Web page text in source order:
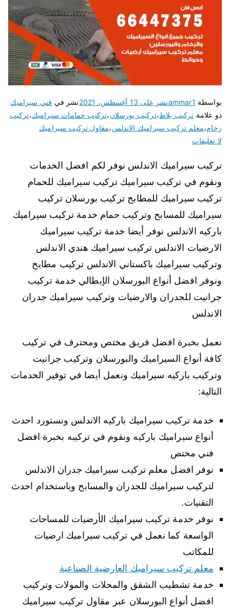
بواسطة ammar1نشر على 13 أغسطس، 2021 نشر في فني سيراميك
ذو علامة تركيب بلاط،تركيب بورسلان،تركيب حمامات سيراميك،تركيب
رخام،معلم تركيب سيراميك الاندلس،مقاول تركيب سيراميك
لا تعليقات
تركيب سيراميك الاندلس نوفر لكم افضل الخدمات
ونقوم في تركيب سيراميك تركيب سيراميك للحمام
تركيب سيراميك للمطابخ تركيب بورسلان تركيب
سيراميك للمسابح وتركيب حمام خدمة تركيب سيراميك
باركيه الاندلس نوفر أيضا خدمة تركيب سيراميك
الارضيات الاندلس تركيب سيراميك هندي الاندلس
وتركيب سيراميك باكستاني الاندلس تركيب مطابخ
ونوفر افضل أنواع البورسلان الإيطالي خدمة تركيب
جرانيت للجدران والارضيات وتركيب سيراميك جدران
الاندلس
نعمل بخبرة افضل فريق مختص ومحترف في تركيب
كافة أنواع السيراميك والبورسلان وتركيب جرانيت
وتركيب باركيه سيراميك ونعمل أيضا في توفير الخدمات
التالية:
خدمة تركيب سيراميك باركيه الاندلس ونستورد احدث
أنواع سيراميك باركيه ونقوم في تركيبه بخبرة افضل
فني مختص
نوفر افضل معلم تركيب سيراميك جدران الاندلس
لتركيب سيراميك للجدران والمسابح وباستخدام احدث
التقنيات.
نوفر خدمة تركيب سيراميك الأرضيات للمساحات
الواسعة كما نعمل في تركيب سيراميك ارضيات
للمكاتب
معلم تركيب سيراميك العارضية الصناعية
خدمة تشطيب الشقق والمحلات والمولات وتركيب
افضل أنواع البورسلان عبر مقاول تركيب سيراميك